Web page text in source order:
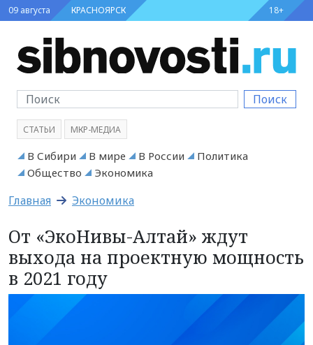
09 августа КРАСНОЯРСК 18+
Поиск
СТАТЬИ МКР-МЕДИА
В Сибири В мире В России
Политика
Общество
Экономика
Главная Экономика
От «ЭкоНивы-Алтай» ждут
выхода на проектную мощность
в 2021 году